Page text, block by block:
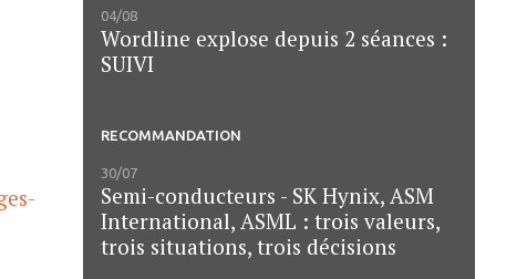
04/08
Wordline explose depuis 2 séances :
SUIVI
RECOMMANDATION
30/07
Semi-conducteurs - SK Hynix, ASM
International, ASML : trois valeurs,
trois situations, trois décisions